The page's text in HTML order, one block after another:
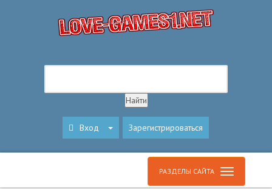
Вход Зарегистрироваться
РАЗДЕЛЫ САЙТА